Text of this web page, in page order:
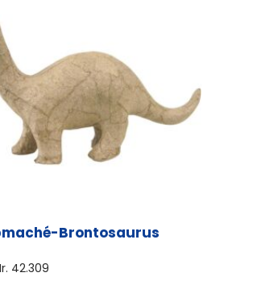
Brontosaurus
42.309